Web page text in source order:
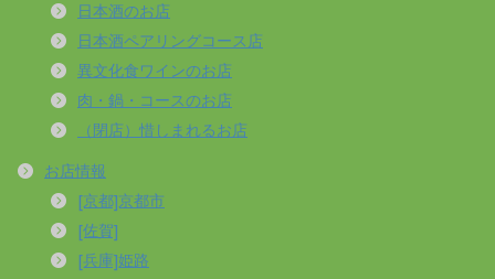
日本酒のお店
日本酒ペアリングコース店
異文化食ワインのお店
肉・鍋・コースのお店
（閉店）惜しまれるお店
お店情報
[京都]京都市
[佐賀]
[兵庫]姫路